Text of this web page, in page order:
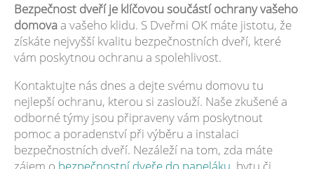
Bezpečnost dveří je klíčovou součástí ochrany vašeho
domova a vašeho klidu. S Dveřmi OK máte jistotu, že
získáte nejvyšší kvalitu bezpečnostních dveří, které
vám poskytnou ochranu a spolehlivost.
Kontaktujte nás dnes a dejte svému domovu tu
nejlepší ochranu, kterou si zaslouží. Naše zkušené a
odborné týmy jsou připraveny vám poskytnout
pomoc a poradenství při výběru a instalaci
bezpečnostních dveří. Nezáleží na tom, zda máte